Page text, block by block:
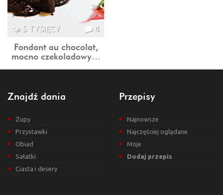
4
5 TYSIĘCY
Fondant au chocolat,
mocno czekoladowy…
Znajdź dania
Zupy
Przystawki
Obiad
Sałatki
Ciasta i desery
Przepisy
Najnowsze
Najczęściej oglądane
Moje
Dodaj przepis